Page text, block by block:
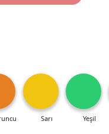
Sarı Yeşil